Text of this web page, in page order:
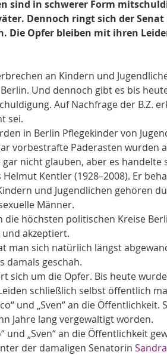
sind in schwerer Form
Dennoch ringt sich der
Die Opfer bleiben mit ihren
an Kindern und
Und dennoch gibt es bis
Auf Nachfrage der B.Z.
sei.
in Berlin Pflegekinder von
vorbestrafte Päderasten wurden
nicht glauben, aber es handelte
Kentler (1928–2008). Er
und Jugendlichen gehören
Männer.
die höchsten politischen Kreise
und akzeptiert.
man sich natürlich längst
damals geschah.
sich um die Opfer. Bis heute
schließlich selbst öffentlich
und „Sven“ an die
Jahre lang vergewaltigt worden.
und „Sven“ an die Öffentlichkeit
der damaligen Senatorin